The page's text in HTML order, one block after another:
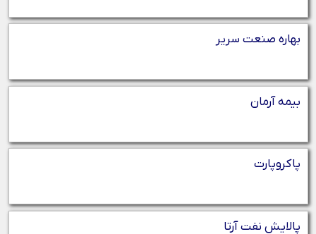
بهاره صنعت سریر
بیمه آرمان
پاکروپارت
پالایش نفت آرتا